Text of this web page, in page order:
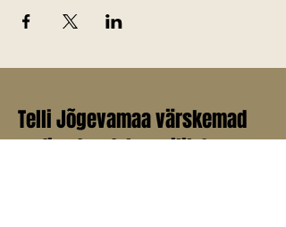
Telli Jõgevamaa värskemad
uudised endale meilile!